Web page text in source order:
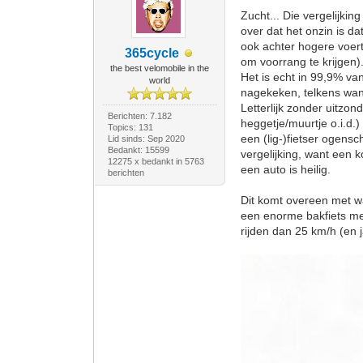
365cycle
the best velomobile in the
world
Berichten: 7.182
Topics: 131
Lid sinds: Sep 2020
Bedankt: 15599
12275 x bedankt in 5763
berichten
Zucht... Die
over dat het onzin is
ook achter hogere
om voorrang te krijgen).
Het is echt in 99,9%
nagekeken, telkens
Letterlijk zonder
heggetje/muurtje
een (lig-)fietser
vergelijking, want een
een auto is heilig.
Dit komt overeen met
een enorme bakfiets
rijden dan 25 km/h (en